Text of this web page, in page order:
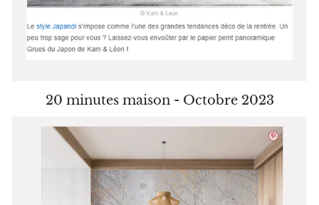
20 minutes maison - Octobre 2023